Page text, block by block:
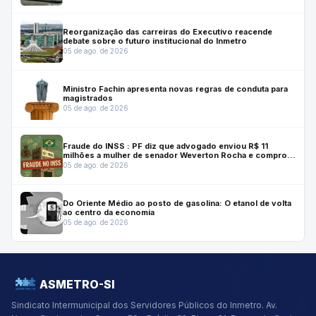
Reorganização das carreiras do Executivo reacende
debate sobre o futuro institucional do Inmetro
05 de ago. de 2026
Ministro Fachin apresenta novas regras de conduta para
magistrados
05 de ago. de 2026
Fraude do INSS : PF diz que advogado enviou R$ 11
milhões a mulher de senador Weverton Rocha e comprou
casa para ele
05 de ago. de 2026
Do Oriente Médio ao posto de gasolina: O etanol de volta
ao centro da economia
05 de ago. de 2026
ASMETRO-SI
Sindicato Intermunicipal dos Servidores Públicos do Inmetro. Av.